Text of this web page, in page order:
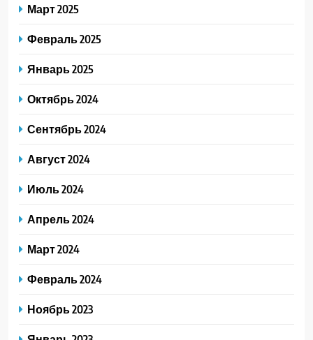
Март 2025
Февраль 2025
Январь 2025
Октябрь 2024
Сентябрь 2024
Август 2024
Июль 2024
Апрель 2024
Март 2024
Февраль 2024
Ноябрь 2023